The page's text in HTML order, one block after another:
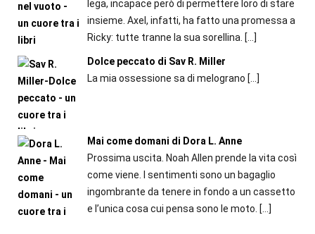
lega, incapace però di permettere loro di stare
insieme. Axel, infatti, ha fatto una promessa a
Ricky: tutte tranne la sua sorellina. […]
Dolce peccato di Sav R. Miller
La mia ossessione sa di melograno […]
Mai come domani di Dora L. Anne
Prossima uscita. Noah Allen prende la vita così
come viene. I sentimenti sono un bagaglio
ingombrante da tenere in fondo a un cassetto
e l’unica cosa cui pensa sono le moto. […]